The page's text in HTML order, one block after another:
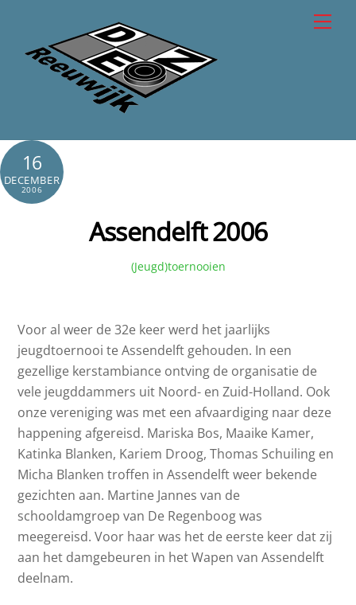
content
16
DECEMBER
2006
Assendelft 2006
(Jeugd)toernooien
Voor al weer de 32e keer werd het jaarlijks
jeugdtoernooi te Assendelft gehouden. In een
gezellige kerstambiance ontving de organisatie de
vele jeugddammers uit Noord- en Zuid-Holland. Ook
onze vereniging was met een afvaardiging naar deze
happening afgereisd. Mariska Bos, Maaike Kamer,
Katinka Blanken, Kariem Droog, Thomas Schuiling en
Micha Blanken troffen in Assendelft weer bekende
gezichten aan. Martine Jannes van de
schooldamgroep van De Regenboog was
meegereisd. Voor haar was het de eerste keer dat zij
aan het damgebeuren in het Wapen van Assendelft
deelnam.